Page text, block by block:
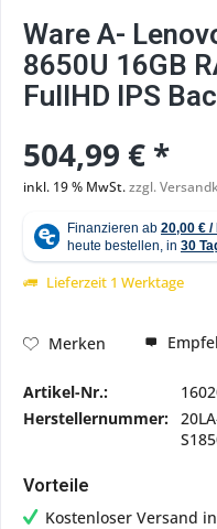
Ware A-
8650U 16GB
FullHD IPS
504,99 € *
inkl. 19 % MwSt.zzgl.
Lieferzeit 1 Werktage
Merken
Artikel-Nr.:
Herstellernummer:
Vorteile
Kostenloser Versand